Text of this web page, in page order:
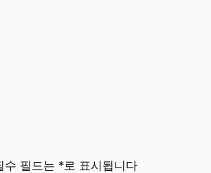
수 필드는 *로 표시됩니다